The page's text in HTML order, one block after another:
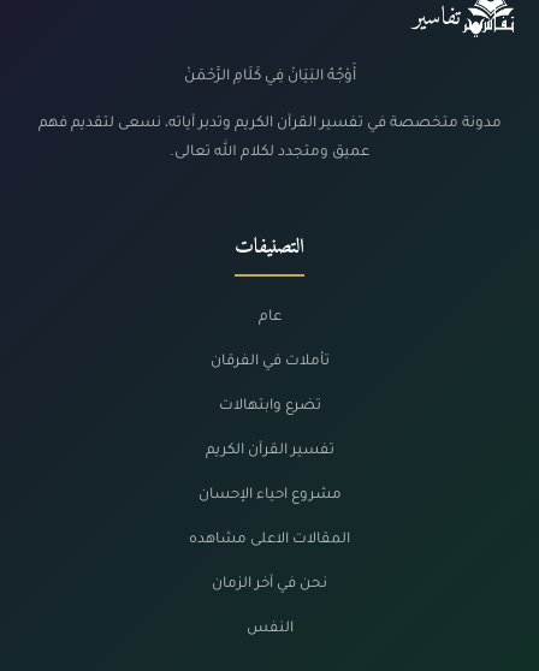
تفاسير
أَوْجُهُ البَيَانْ فِي كَلَامِ الرَّحْمَنْ
مدونة متخصصة في تفسير القرآن الكريم وتدبر آياته، نسعى لتقديم فهم
عميق ومتجدد لكلام الله تعالى.
التصنيفات
عام
تأملات في الفرقان
تضرع وابتهالات
تفسير القرآن الكريم
مشروع احياء الإحسان
المقالات الاعلى مشاهده
نحن في آخر الزمان
النفس